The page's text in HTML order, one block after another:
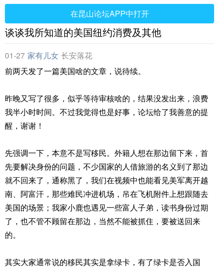
在昆山论坛APP中打开
谈谈我所知道的美国纽约消费及其他
01-27 家有儿女 长安落花
前两天发了一篇美国啥的文章，说待续。
昨晚又写了很多，似乎等待审核啥的，结果没发出来，浪费
我半小时时间。不过我觉得也是好事，论坛给了我善意的提
醒，谢谢！
先强调一下，本意不是写移民。外籍人想在那边留下来，首
先要解决身份的问题，不少国家的人借旅游的名义到了那边
就不回来了，通称黑了，我们在视频中也能看见美军离开越
南、阿富汗，那些难民冲进机场，吊在飞机附件上想跟随去
美国的场景；我家小鹿也遇见一些富人子弟，读书身份过期
了，也不管不顾留在那边，当然不能被抓住，要被送回来
的。
其实大家通常说的移民其实是拿绿卡，有了绿卡是否入国